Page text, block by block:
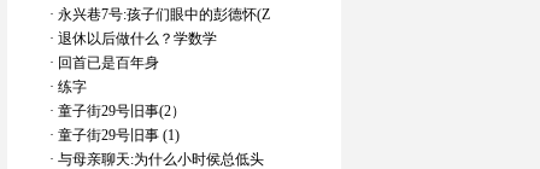
· 永兴巷7号:孩子们眼中的彭德怀(Z
· 退休以后做什么？学数学
· 回首已是百年身
· 练字
· 童子街29号旧事(2）
· 童子街29号旧事 (1)
· 与母亲聊天:为什么小时侯总低头